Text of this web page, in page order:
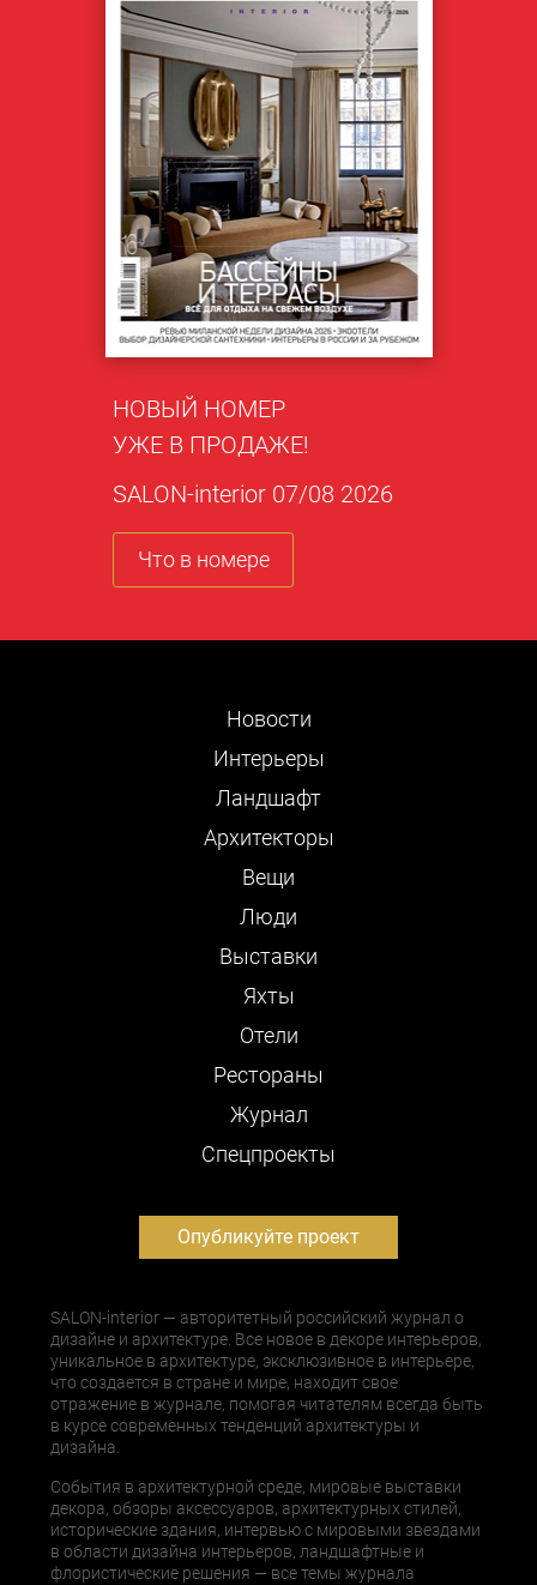
НОВЫЙ НОМЕР
УЖЕ В ПРОДАЖЕ!
SALON-interior 07/08 2026
Что в номере
Новости
Интерьеры
Ландшафт
Архитекторы
Вещи
Люди
Выставки
Яхты
Отели
Рестораны
Журнал
Cпецпроекты
Опубликуйте проект
SALON-interior — авторитетный российский журнал о
дизайне и архитектуре. Все новое в декоре интерьеров,
уникальное в архитектуре, эксклюзивное в интерьере,
что создается в стране и мире, находит свое
отражение в журнале, помогая читателям всегда быть
в курсе современных тенденций архитектуры и
дизайна.
События в архитектурной среде, мировые выставки
декора, обзоры аксессуаров, архитектурных стилей,
исторические здания, интервью с мировыми звездами
в области дизайна интерьеров, ландшафтные и
флористические решения — все темы журнала